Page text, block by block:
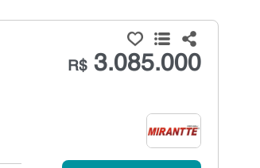
R$3.085.000